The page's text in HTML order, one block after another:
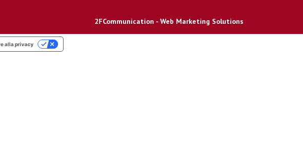
2FCommunication - Web Marketing Solutions
alla privacy